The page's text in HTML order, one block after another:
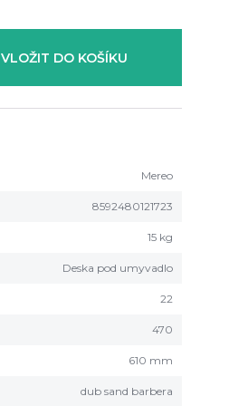
VLOŽIT DO KOŠÍKU
Mereo
8592480121723
15 kg
Deska pod umyvadlo
22
470
610 mm
dub sand barbera